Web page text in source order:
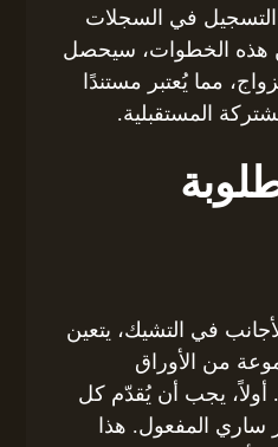
في السجلات
من هذه الخطوات، سيحصل
مما يُعتبر مستندًا
المستقبلية.
في التشيك، يتعين
من الأوراق
أولاً، يجب أن يُقدّم كل
المفعول. هذا